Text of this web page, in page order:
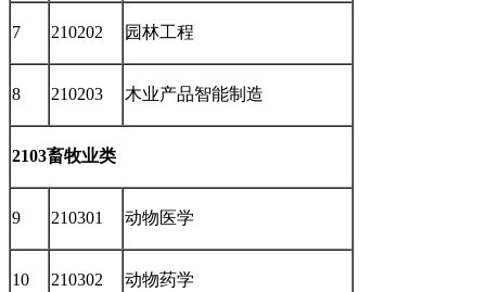
7 210202 园林工程
8 210203 木业产品智能制造
2103畜牧业类
9 210301 动物医学
10 210302 动物药学